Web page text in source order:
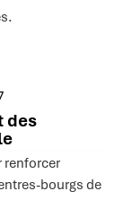
des
renforcer
bourgs de